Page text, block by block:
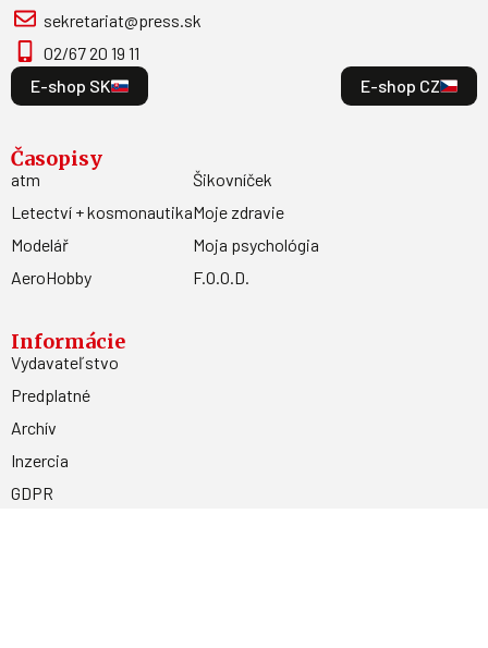
sekretariat@press.sk
02/67 20 19 11
E-shop SK
E-shop CZ
Časopisy
atm
Letectví + kosmonautika
Modelář
AeroHobby
Šikovníček
Moje zdravie
Moja psychológia
F.O.O.D.
Informácie
Vydavateľstvo
Predplatné
Archív
Inzercia
GDPR